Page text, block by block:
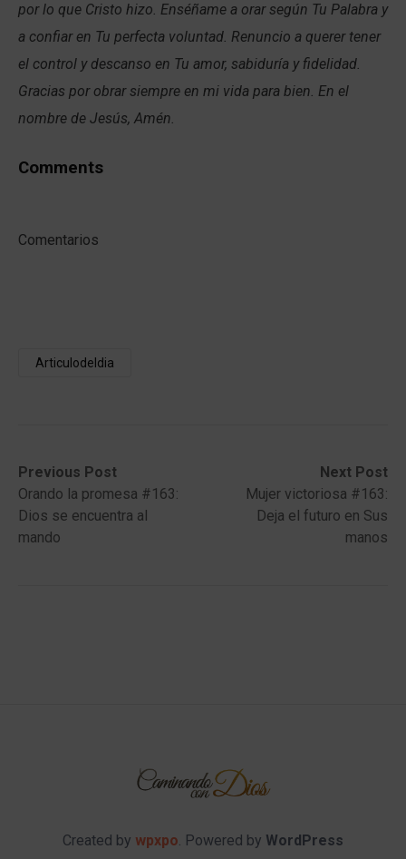
por lo que Cristo hizo. Enséñame a orar según Tu Palabra y
a confiar en Tu perfecta voluntad. Renuncio a querer tener
el control y descanso en Tu amor, sabiduría y fidelidad.
Gracias por obrar siempre en mi vida para bien. En el
nombre de Jesús, Amén.
Comments
Comentarios
Articulodeldia
Post
navigation
Previous Post
Previous
post:Orando la promesa #163:
Dios se encuentra al
mando
Next Post
Next
post:
Mujer victoriosa #163:
Deja el futuro en Sus
manos
Created by wpxpo. Powered by WordPress